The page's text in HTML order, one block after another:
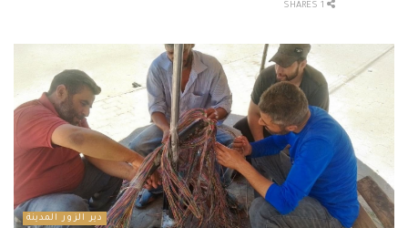
دير الزور المدينة